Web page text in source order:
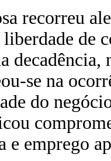
recorreu
de
se na
do
e emprego